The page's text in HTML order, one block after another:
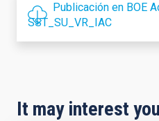
Publicación en BOE
SST_SU_VR_IAC
It may interest you